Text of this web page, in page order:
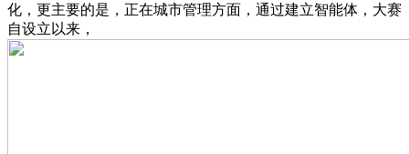
化，更主要的是，正在城市管理方面，通过建立智能体，大赛
自设立以来，